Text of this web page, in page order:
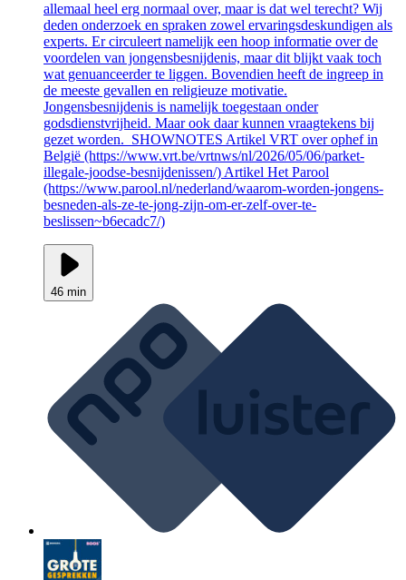
allemaal heel erg normaal over, maar is dat wel terecht? Wij
deden onderzoek en spraken zowel ervaringsdeskundigen als
experts. Er circuleert namelijk een hoop informatie over de
voordelen van jongensbesnijdenis, maar dit blijkt vaak toch
wat genuanceerder te liggen. Bovendien heeft de ingreep in
de meeste gevallen en religieuze motivatie.
Jongensbesnijdenis is namelijk toegestaan onder
godsdienstvrijheid. Maar ook daar kunnen vraagtekens bij
gezet worden. SHOWNOTES Artikel VRT over ophef in
België (https://www.vrt.be/vrtnws/nl/2026/05/06/parket-
illegale-joodse-besnijdenissen/) Artikel Het Parool
(https://www.parool.nl/nederland/waarom-worden-jongens-
besneden-als-ze-te-jong-zijn-om-er-zelf-over-te-
beslissen~b6ecadc7/)
46 min